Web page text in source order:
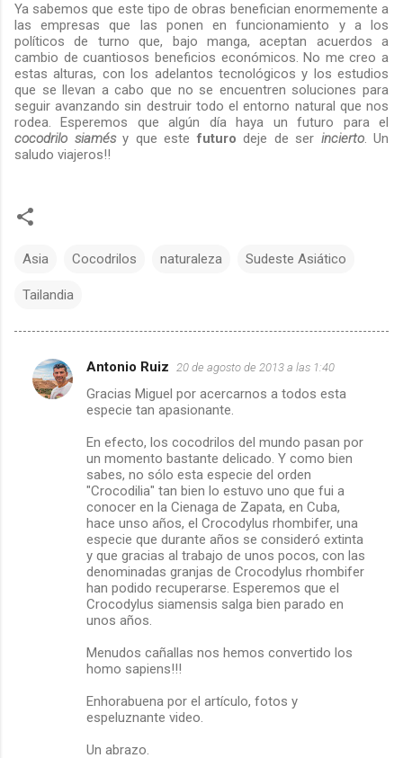
Ya sabemos que este tipo de obras benefician enormemente a
las empresas que las ponen en funcionamiento y a los
políticos de turno que, bajo manga, aceptan acuerdos a
cambio de cuantiosos beneficios económicos. No me creo a
estas alturas, con los adelantos tecnológicos y los estudios
que se llevan a cabo que no se encuentren soluciones para
seguir avanzando sin destruir todo el entorno natural que nos
rodea. Esperemos que algún día haya un futuro para el
cocodrilo siamésy que estefuturo deje de ser incierto. Un
saludo viajeros!!
Asia Cocodrilos naturaleza Sudeste Asiático
Tailandia
C
Antonio Ruiz 20 de agosto de 2013 a las 1:40
Gracias Miguel por acercarnos a todos esta
especie tan apasionante.
En efecto, los cocodrilos del mundo pasan por
un momento bastante delicado. Y como bien
sabes, no sólo esta especie del orden
"Crocodilia" tan bien lo estuvo uno que fui a
conocer en la Cienaga de Zapata, en Cuba,
hace unso años, el Crocodylus rhombifer, una
especie que durante años se consideró extinta
y que gracias al trabajo de unos pocos, con las
denominadas granjas de Crocodylus rhombifer
han podido recuperarse. Esperemos que el
Crocodylus siamensis salga bien parado en
unos años.
Menudos cañallas nos hemos convertido los
homo sapiens!!!
Enhorabuena por el artículo, fotos y
espeluznante video.
Un abrazo.